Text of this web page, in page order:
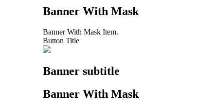
Banner With Mask
Banner With Mask Item.
Button Title
Banner subtitle
Banner With Mask